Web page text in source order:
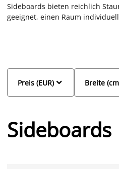
Sideboards bieten reichlich
geeignet, einen Raum

Preis (EUR) Breite
Sideboards